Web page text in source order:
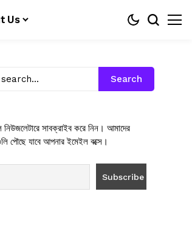
Us
Search
সাবক্রাইব করে নিন। আমাদের
পৌছে যাবে আপনার ইমেইল বক্সে।